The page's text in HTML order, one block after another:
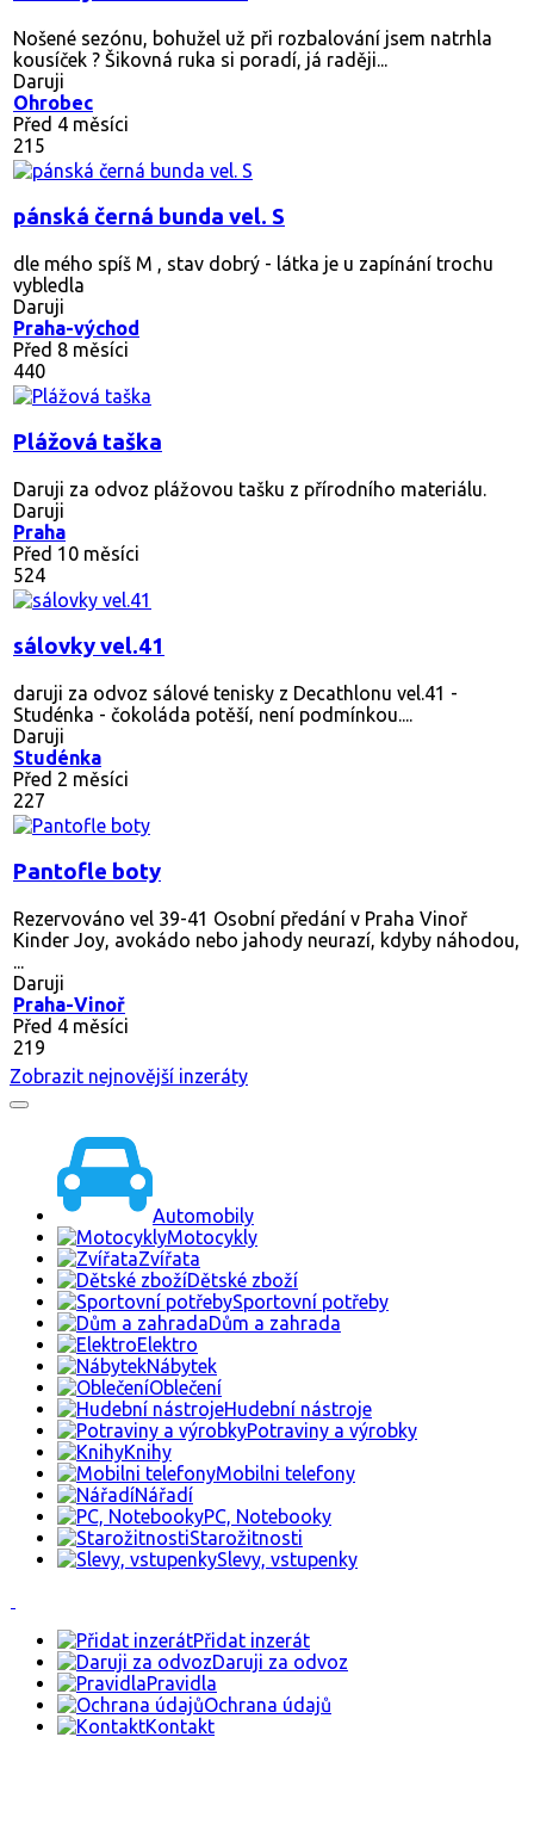
Nošené sezónu, bohužel už při rozbalování jsem natrhla
kousíček ? Šikovná ruka si poradí, já raději...
Daruji
Ohrobec
Před 4 měsíci
215
pánská černá bunda vel. S
dle mého spíš M , stav dobrý - látka je u zapínání trochu
vybledla
Daruji
Praha-východ
Před 8 měsíci
440
Plážová taška
Daruji za odvoz plážovou tašku z přírodního materiálu.
Daruji
Praha
Před 10 měsíci
524
sálovky vel.41
daruji za odvoz sálové tenisky z Decathlonu vel.41 -
Studénka - čokoláda potěší, není podmínkou....
Daruji
Studénka
Před 2 měsíci
227
Pantofle boty
Rezervováno vel 39-41 Osobní předání v Praha Vinoř
Kinder Joy, avokádo nebo jahody neurazí, kdyby náhodou,
...
Daruji
Praha-Vinoř
Před 4 měsíci
219
Zobrazit nejnovější inzeráty
Automobily
Motocykly
Zvířata
Dětské zboží
Sportovní potřeby
Dům a zahrada
Elektro
Nábytek
Oblečení
Hudební nástroje
Potraviny a výrobky
Knihy
Mobilni telefony
Nářadí
PC, Notebooky
Starožitnosti
Slevy, vstupenky
Přidat inzerát
Daruji za odvoz
Pravidla
Ochrana údajů
Kontakt